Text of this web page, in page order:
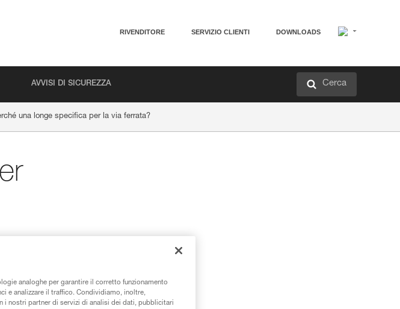
RIVENDITORE SERVIZIO CLIENTI DOWNLOADS
AVVISI DI SICUREZZA Cerca
una longe specifica per la via ferrata?
consiglio prima di
poter capire queste
analoghe per garantire il corretto funzionamento
e analizzare il traffico. Condividiamo, inoltre,
i nostri partner di servizi di analisi dei dati, pubblicitari